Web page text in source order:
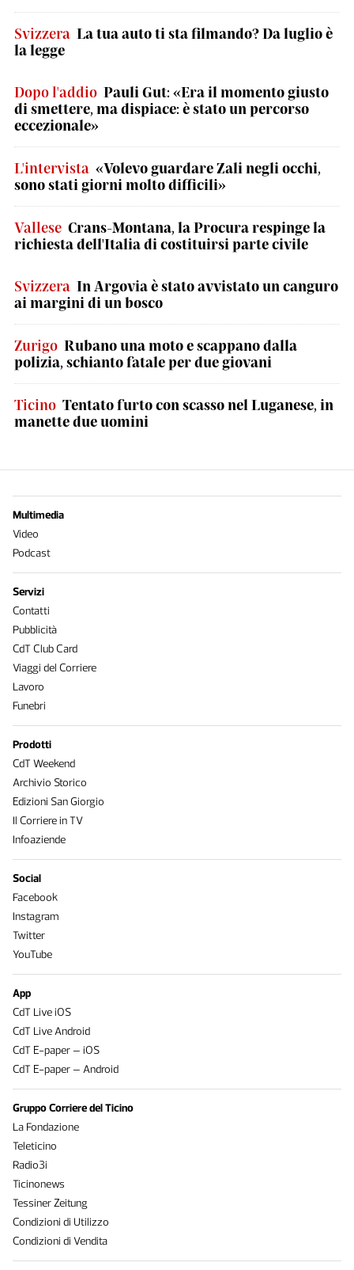
Svizzera La tua auto ti sta filmando? Da luglio è
la legge
Dopo l'addio Pauli Gut: «Era il momento giusto
di smettere, ma dispiace: è stato un percorso
eccezionale»
L'intervista «Volevo guardare Zali negli occhi,
sono stati giorni molto difficili»
Vallese Crans-Montana, la Procura respinge la
richiesta dell'Italia di costituirsi parte civile
Svizzera In Argovia è stato avvistato un canguro
ai margini di un bosco
Zurigo Rubano una moto e scappano dalla
polizia, schianto fatale per due giovani
Ticino Tentato furto con scasso nel Luganese, in
manette due uomini
Multimedia
Video
Podcast
Servizi
Contatti
Pubblicità
CdT Club Card
Viaggi del Corriere
Lavoro
Funebri
Prodotti
CdT Weekend
Archivio Storico
Edizioni San Giorgio
Il Corriere in TV
Infoaziende
Social
Facebook
Instagram
Twitter
YouTube
App
CdT Live iOS
CdT Live Android
CdT E-paper – iOS
CdT E-paper – Android
Gruppo Corriere del Ticino
La Fondazione
Teleticino
Radio3i
Ticinonews
Tessiner Zeitung
Condizioni di Utilizzo
Condizioni di Vendita